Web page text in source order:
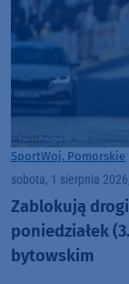
SportWoj. Pomorskie
sobota, 1 sierpnia
Zablokują
poniedziałek
bytowskim